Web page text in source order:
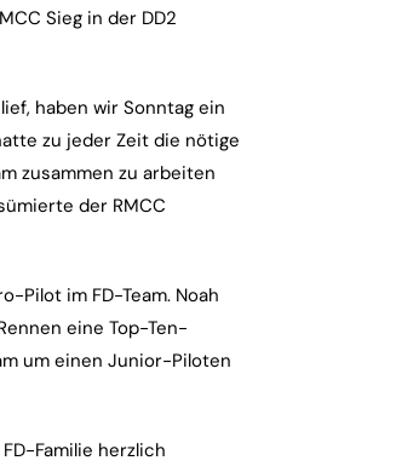
Sieg in der DD2
haben wir Sonntag ein
zu jeder Zeit die nötige
zusammen zu arbeiten
der RMCC
Pilot im FD-Team. Noah
eine Top-Ten-
um einen Junior-Piloten
Familie herzlich